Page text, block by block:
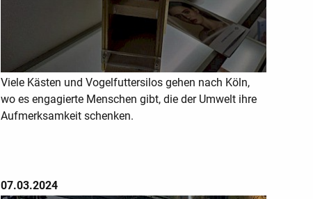
Viele Kästen und Vogelfuttersilos gehen nach Köln,
wo es engagierte Menschen gibt, die der Umwelt ihre
Aufmerksamkeit schenken.
07.03.2024